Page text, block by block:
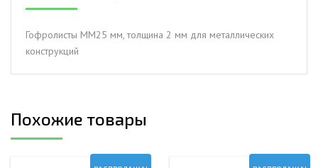
для
конструкций
Гофролисты ММ25 мм, толщина 2 мм для металлических
конструкций
Похожие товары